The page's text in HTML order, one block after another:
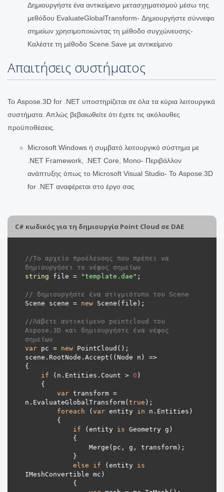
Δημιουργήστε ένα αντικείμενο μετασχηματισμού μέσω της
μεθόδου EvaluateGlobalTransform- Δημιουργήστε σύννεφο
σημείων χρησιμοποιώντας τη μέθοδο συγχώνευσης-
Καλέστε τη μέθοδο Scene.Save με αντικείμενο
Απαιτήσεις συστήματος
Το Aspose.3D for .NET υποστηρίζεται σε όλα τα κύρια λειτουργικά
συστήματα. Απλώς βεβαιωθείτε ότι έχετε τις ακόλουθες
προϋποθέσεις.
Microsoft Windows ή συμβατό λειτουργικό σύστημα με
.NET Framework, .NET Core, Mono- Περιβάλλον
ανάπτυξης όπως το Microsoft Visual Studio- Το Aspose.3D
for .NET αναφέρεται στο έργο σας
C# κωδικός για τη δημιουργία Point Cloud σε DAE
//Το αρχείο προέλευσης που πρέπει να
δημιουργήσει το νέφος σημείων
string file = "template.dae"
// δημιουργήστε ένα στιγμιότυπο του Scene
Scene scene = new
//Λάβετε αντικείμενο pointcloud του
Aspose.3D και δημιουργήστε ένα νέφος
σημείων
var pc = new
if (n.Entities.Count > 0
var transform =
n.EvaluateGlobalTransform(true
foreach (var entity in
if (entity is
else
if (entity is